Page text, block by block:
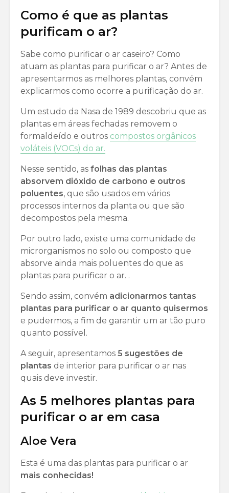
Como é que as plantas
purificam o ar?
Sabe como purificar o ar caseiro? Como
atuam as plantas para purificar o ar? Antes de
apresentarmos as melhores plantas, convém
explicarmos como ocorre a purificação do ar.
Um estudo da Nasa de 1989 descobriu que as
plantas em áreas fechadas removem o
formaldeído e outros compostos orgânicos
voláteis (VOCs) do ar.
Nesse sentido, as folhas das plantas
absorvem dióxido de carbono e outros
poluentes, que são usados em vários
processos internos da planta ou que são
decompostos pela mesma.
Por outro lado, existe uma comunidade de
microrganismos no solo ou composto que
absorve ainda mais poluentes do que as
plantas para purificar o ar. .
Sendo assim, convém adicionarmos tantas
plantas para purificar o ar quanto quisermos
e pudermos, a fim de garantir um ar tão puro
quanto possível.
A seguir, apresentamos 5 sugestões de
plantas de interior para purificar o ar nas
quais deve investir.
As 5 melhores plantas para
purificar o ar em casa
Aloe Vera
Esta é uma das plantas para purificar o ar
mais conhecidas!